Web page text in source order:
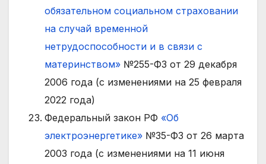
обязательном социальном страховании
на случай временной
нетрудоспособности и в связи с
материнством» №255-ФЗ от 29 декабря
2006 года (с изменениями на 25 февраля
2022 года)
Федеральный закон РФ «Об
электроэнергетике» №35-ФЗ от 26 марта
2003 года (с изменениями на 11 июня